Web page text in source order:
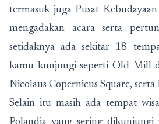
termasuk juga Pusat
mengadakan acara serta
setidaknya ada sekitar 18
kamu kunjungi seperti Old Mill
Nicolaus Copernicus Square,
Selain itu masih ada tempat